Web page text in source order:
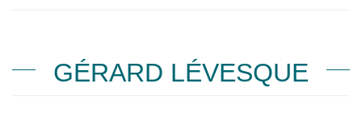
GÉRARD LÉVESQUE